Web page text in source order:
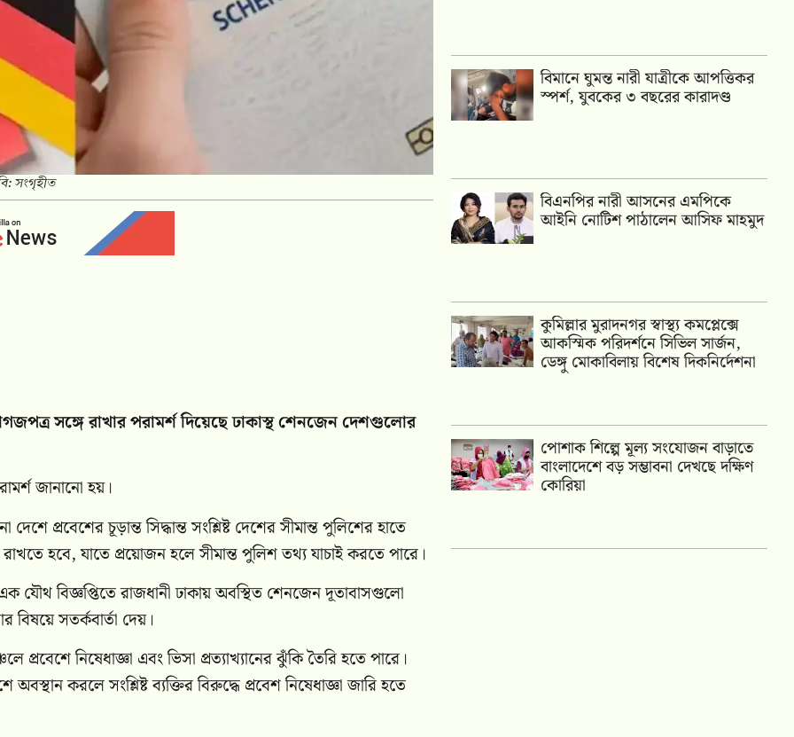
সংগৃহীত
সঙ্গে রাখার পরামর্শ দিয়েছে ঢাকাস্থ শেনজেন দেশগুলোর
জানানো হয়।
প্রবেশের চূড়ান্ত সিদ্ধান্ত সংশ্লিষ্ট দেশের সীমান্ত পুলিশের হাতে
হবে, যাতে প্রয়োজন হলে সীমান্ত পুলিশ তথ্য যাচাই করতে পারে।
বিজ্ঞপ্তিতে রাজধানী ঢাকায় অবস্থিত শেনজেন দূতাবাসগুলো
সতর্কবার্তা দেয়।
নিষেধাজ্ঞা এবং ভিসা প্রত্যাখ্যানের ঝুঁকি তৈরি হতে পারে।
করলে সংশ্লিষ্ট ব্যক্তির বিরুদ্ধে প্রবেশ নিষেধাজ্ঞা জারি হতে
বিমানে ঘুমন্ত নারী যাত্রীকে আপত্তিকর
স্পর্শ, যুবকের ৩ বছরের কারাদণ্ড
বিএনপির নারী আসনের এমপিকে
আইনি নোটিশ পাঠালেন আসিফ মাহমুদ
কুমিল্লার মুরাদনগর স্বাস্থ্য কমপ্লেক্সে
আকস্মিক পরিদর্শনে সিভিল সার্জন,
ডেঙ্গু মোকাবিলায় বিশেষ দিকনির্দেশনা
পোশাক শিল্পে মূল্য সংযোজন বাড়াতে
বাংলাদেশে বড় সম্ভাবনা দেখছে দক্ষিণ
কোরিয়া